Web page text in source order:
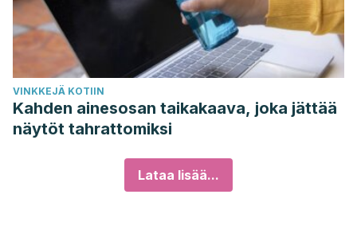
VINKKEJÄ KOTIIN
Kahden ainesosan taikakaava, joka jättää
näytöt tahrattomiksi
Lataa lisää...